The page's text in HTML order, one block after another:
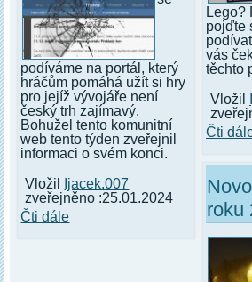
podíváme na portál, který
hráčům pomáhá užít si hry
pro jejíž vývojáře není
český trh zajímavý.
Bohužel tento komunitní
web tento týden zveřejnil
informaci o svém konci.
Vložil
Ijacek.007
zveřejněno :25.01.2024
Čti dále
Lego?
pojďte
vás
těchto
Vložil
Čti
roku